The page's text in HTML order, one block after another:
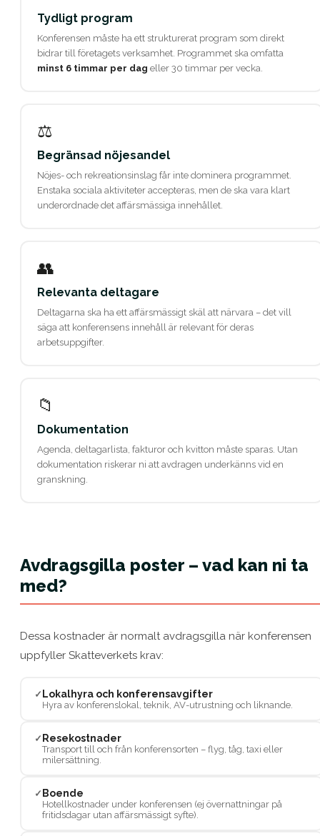
Tydligt program
Konferensen måste ha ett strukturerat program som direkt
bidrar till företagets verksamhet. Programmet ska omfat­ta
minst 6 timmar per dag eller 30 timmar per vecka.
⚖️
Begränsad nöjesandel
Nöjes- och rekreationsinslag får inte dominera programmet.
Enstaka sociala aktiviteter accepteras, men de ska vara klart
underordnade det affärsmässiga innehållet.
👥
Relevanta deltagare
Deltagarna ska ha ett affärsmässigt skäl att närvara – det vill
säga att konferensens innehåll är relevant för deras
arbetsuppgifter.
📁
Dokumentation
Agenda, deltagarlista, fakturor och kvitton måste sparas. Utan
dokumentation riskerar ni att avdragen underkänns vid en
granskning.
Avdragsgilla poster – vad kan ni ta
med?
Dessa kostnader är normalt avdragsgilla när konferensen
uppfyller Skatteverkets krav:
✓ Lokalhyra och konferensavgifter
Hyra av konferenslokal, teknik, AV-utrustning och liknande.
✓ Resekostnader
Transport till och från konferensorten – flyg, tåg, taxi eller
milersättning.
✓ Boende
Hotellkostnader under konferensen (ej övernattningar på
fritidsdagar utan affärsmässigt syfte).